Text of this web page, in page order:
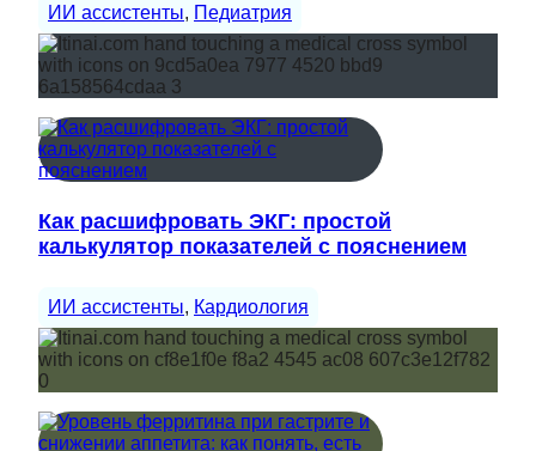
ИИ ассистенты, Педиатрия
Как расшифровать ЭКГ: простой
калькулятор показателей с пояснением
ИИ ассистенты, Кардиология